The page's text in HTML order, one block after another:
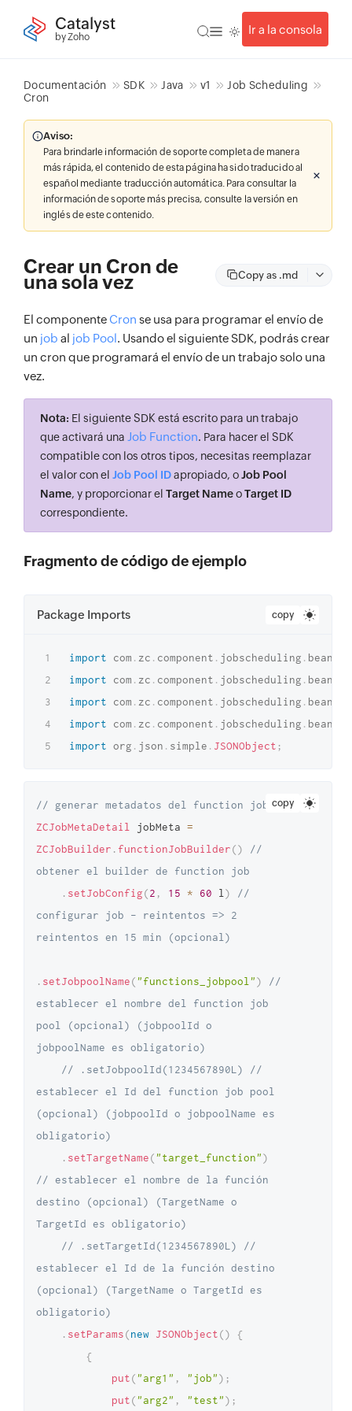
Catalyst
by Zoho
Ir a la consola
Documentación SDK Java v1
Job Scheduling
Cron
Aviso:
Para brindarle información de soporte completa de manera
más rápida, el contenido de esta página ha sido traducido al
español mediante traducción automática. Para consultar la
información de soporte más precisa, consulte la versión en
inglés de este contenido.
Crear un Cron de
una sola vez Copy as .md
El componenteCron se usa para programar el envío de
un job al job Pool. Usando el siguiente SDK, podrás crear
un cron que programará el envío de un trabajo solo una
vez.
Nota: El siguiente SDK está escrito para un trabajo
que activará una Job Function. Para hacer el SDK
compatible con los otros tipos, necesitas reemplazar
el valor con el Job Pool IDapropiado, oJob Pool
Name, y proporcionar el Target NameoTarget ID
correspondiente.
Fragmento de código de ejemplo
Package Imports copy
import com . zc . component . jobscheduling . beans
import
com . zc . component . jobscheduling . beans
import
com . zc . component . jobscheduling . beans
import
com . zc . component . jobscheduling . beans
import org . json . simple . JSONObject ;
copy
// generar metadatos del function job
ZCJobMetaDetail
jobMeta =
ZCJobBuilder . functionJobBuilder()
//
obtener el builder de function job
. setJobConfig(2 , 15 * 60 l )
//
configurar job - reintentos => 2
reintentos en 15 min (opcional)
. setJobpoolName("functions_jobpool")
//
establecer el nombre del function job
pool (opcional) (jobpoolId o
jobpoolName es obligatorio)
// .setJobpoolId(1234567890L) //
establecer el Id del function job pool
(opcional) (jobpoolId o jobpoolName es
obligatorio)
. setTargetName("target_function")
// establecer el nombre de la función
destino (opcional) (TargetName o
TargetId es obligatorio)
// .setTargetId(1234567890L) //
establecer el Id de la función destino
(opcional) (TargetName o TargetId es
obligatorio)
. setParams(new JSONObject()
{
{
put("arg1" , "job") ;
put("arg2" , "test") ;